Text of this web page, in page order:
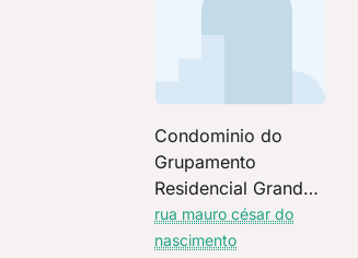
Condominio do
Grupamento
Residencial Grand
Life Jalisco
rua mauro césar do
nascimento